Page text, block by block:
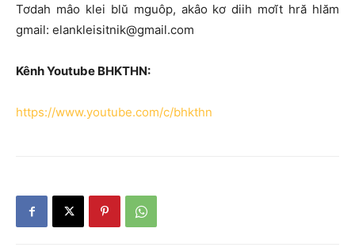
Tơdah mâo klei blŭ mguôp, akâo kơ diih mơĭt hră hlăm
gmail: elankleisitnik@gmail.com
Kênh Youtube BHKTHN:
https://www.youtube.com/c/bhkthn